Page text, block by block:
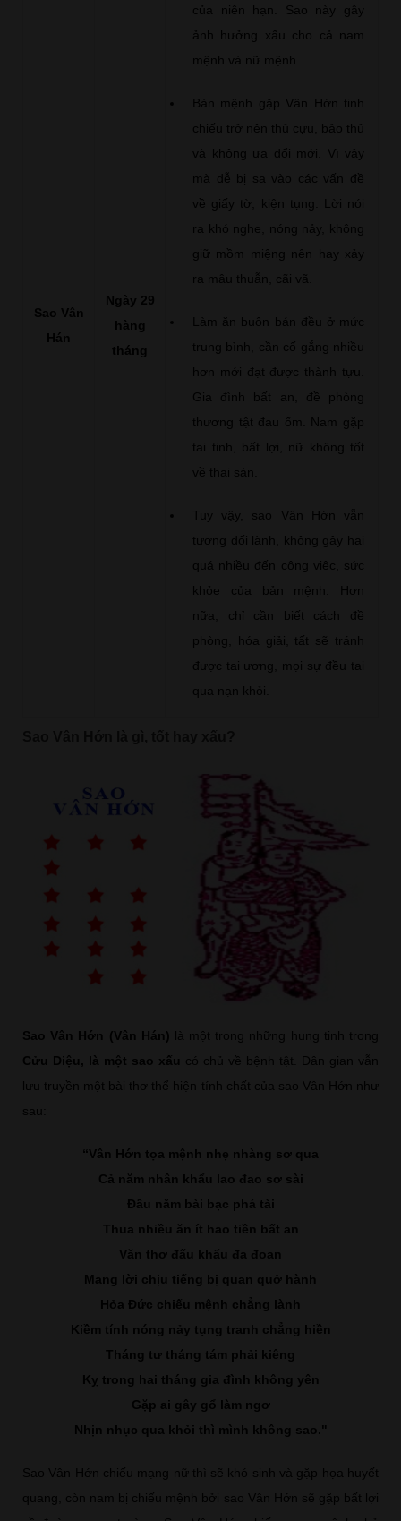
Sao Vân
Hán
Ngày 29
hàng
tháng
của niên hạn. Sao này gây
ảnh hưởng xấu cho cả nam
mệnh và nữ mệnh.
Bản mệnh gặp Vân Hớn tinh
chiếu trở nên thủ cựu, bảo thủ
và không ưa đổi mới. Vì vậy
mà dễ bị sa vào các vấn đề
về giấy tờ, kiện tụng. Lời nói
ra khó nghe, nóng nảy, không
giữ mồm miệng nên hay xảy
ra mâu thuẫn, cãi vã.
Làm ăn buôn bán đều ở mức
trung bình, cần cố gắng nhiều
hơn mới đạt được thành tựu.
Gia đình bất an, đề phòng
thương tật đau ốm. Nam gặp
tai tinh, bất lợi, nữ không tốt
về thai sản.
Tuy vậy, sao Vân Hớn vẫn
tương đối lành, không gây hại
quá nhiều đến công việc, sức
khỏe của bản mệnh. Hơn
nữa, chỉ cần biết cách đề
phòng, hóa giải, tất sẽ tránh
được tai ương, mọi sự đều tai
qua nạn khỏi.
Sao Vân Hớn (Vân Hán) là một trong những hung tinh trong
Cửu Diệu, là một sao xấu có chủ về bệnh tật. Dân gian vẫn
lưu truyền một bài thơ thể hiện tính chất của sao Vân Hớn như
sau:
“Vân Hớn tọa mệnh nhẹ nhàng sơ qua
Cả năm nhân khẩu lao đao sơ sài
Đầu năm bài bạc phá tài
Thua nhiều ăn ít hao tiền bất an
Văn thơ đấu khẩu đa đoan
Mang lời chịu tiếng bị quan quở hành
Hỏa Đức chiếu mệnh chẳng lành
Kiềm tính nóng nảy tụng tranh chẳng hiền
Tháng tư tháng tám phải kiêng
Kỵ trong hai tháng gia đình không yên
Gặp ai gây gổ làm ngơ
Nhịn nhục qua khỏi thì mình không sao."
Sao Vân Hớn chiếu mạng nữ thì sẽ khó sinh và gặp họa huyết
quang, còn nam bị chiếu mệnh bởi sao Vân Hớn sẽ gặp bất lợi